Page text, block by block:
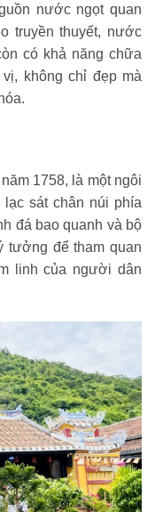
nước ngọt quan
truyền thuyết, nước
có khả năng chữa
không chỉ đẹp mà
1758, là một ngôi
sát chân núi phía
đá bao quanh và bộ
tưởng để tham quan
linh của người dân